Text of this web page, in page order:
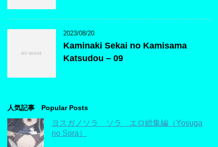
2023/08/20
Kaminaki Sekai no Kamisama
Katsudou – 09
人気記事 Popular Posts
ヨスガノソラ ソラ エロ総集編（Yosuga
no Sora）